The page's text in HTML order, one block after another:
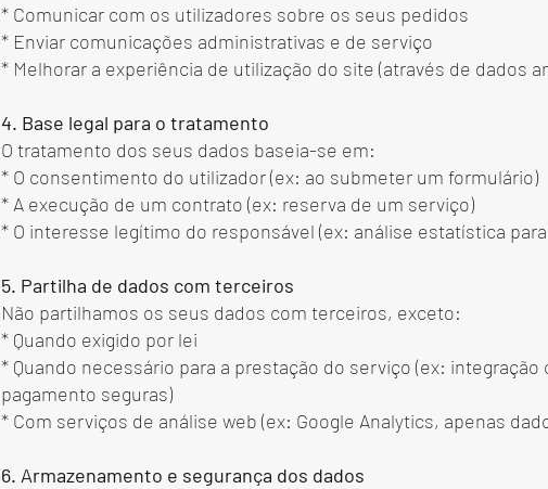
* Comunicar com os utilizadores sobre os seus pedidos
* Enviar comunicações administrativas e de serviço
* Melhorar a experiência de utilização do site (através de dados
4. Base legal para o tratamento
O tratamento dos seus dados baseia-se em:
* O consentimento do utilizador (ex: ao submeter um formulário)
* A execução de um contrato (ex: reserva de um serviço)
* O interesse legítimo do responsável (ex: análise estatística
5. Partilha de dados com terceiros
Não partilhamos os seus dados com terceiros, exceto:
* Quando exigido por lei
* Quando necessário para a prestação do serviço (ex:
pagamento seguras)
* Com serviços de análise web (ex: Google Analytics, apenas
6. Armazenamento e segurança dos dados